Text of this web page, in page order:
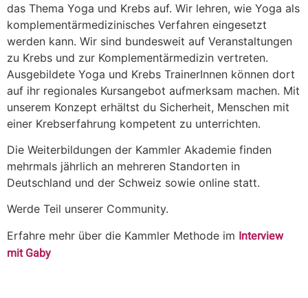
das Thema Yoga und Krebs auf. Wir lehren, wie Yoga als
komplementärmedizinisches Verfahren eingesetzt
werden kann. Wir sind bundesweit auf Veranstaltungen
zu Krebs und zur Komplementärmedizin vertreten.
Ausgebildete Yoga und Krebs TrainerInnen können dort
auf ihr regionales Kursangebot aufmerksam machen. Mit
unserem Konzept erhältst du Sicherheit, Menschen mit
einer Krebserfahrung kompetent zu unterrichten.
Die Weiterbildungen der Kammler Akademie finden
mehrmals jährlich an mehreren Standorten in
Deutschland und der Schweiz sowie online statt.
Werde Teil unserer Community.
Erfahre mehr über die Kammler Methode im Interview
mit Gaby